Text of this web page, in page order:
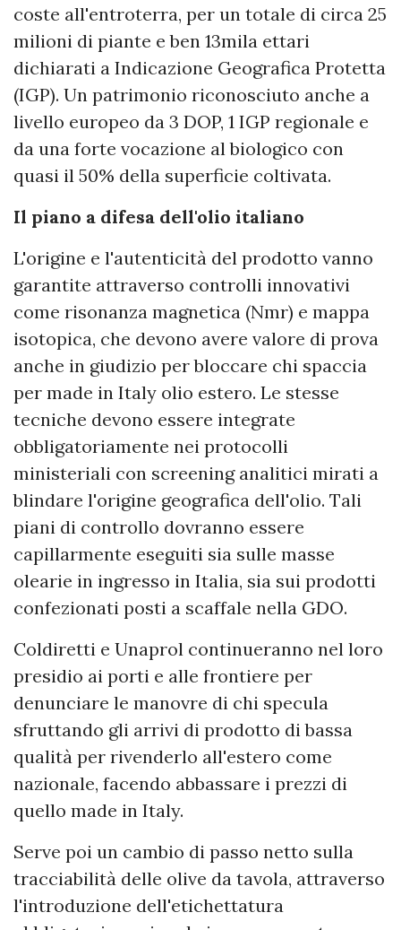
coste all'entroterra, per un totale di circa 25
milioni di piante e ben 13mila ettari
dichiarati a Indicazione Geografica Protetta
(IGP). Un patrimonio riconosciuto anche a
livello europeo da 3 DOP, 1 IGP regionale e
da una forte vocazione al biologico con
quasi il 50% della superficie coltivata.
Il piano a difesa dell'olio italiano
L'origine e l'autenticità del prodotto vanno
garantite attraverso controlli innovativi
come risonanza magnetica (Nmr) e mappa
isotopica, che devono avere valore di prova
anche in giudizio per bloccare chi spaccia
per made in Italy olio estero. Le stesse
tecniche devono essere integrate
obbligatoriamente nei protocolli
ministeriali con screening analitici mirati a
blindare l'origine geografica dell'olio. Tali
piani di controllo dovranno essere
capillarmente eseguiti sia sulle masse
olearie in ingresso in Italia, sia sui prodotti
confezionati posti a scaffale nella GDO.
Coldiretti e Unaprol continueranno nel loro
presidio ai porti e alle frontiere per
denunciare le manovre di chi specula
sfruttando gli arrivi di prodotto di bassa
qualità per rivenderlo all'estero come
nazionale, facendo abbassare i prezzi di
quello made in Italy.
Serve poi un cambio di passo netto sulla
tracciabilità delle olive da tavola, attraverso
l'introduzione dell'etichettatura